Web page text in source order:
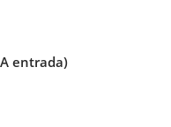
entrada)